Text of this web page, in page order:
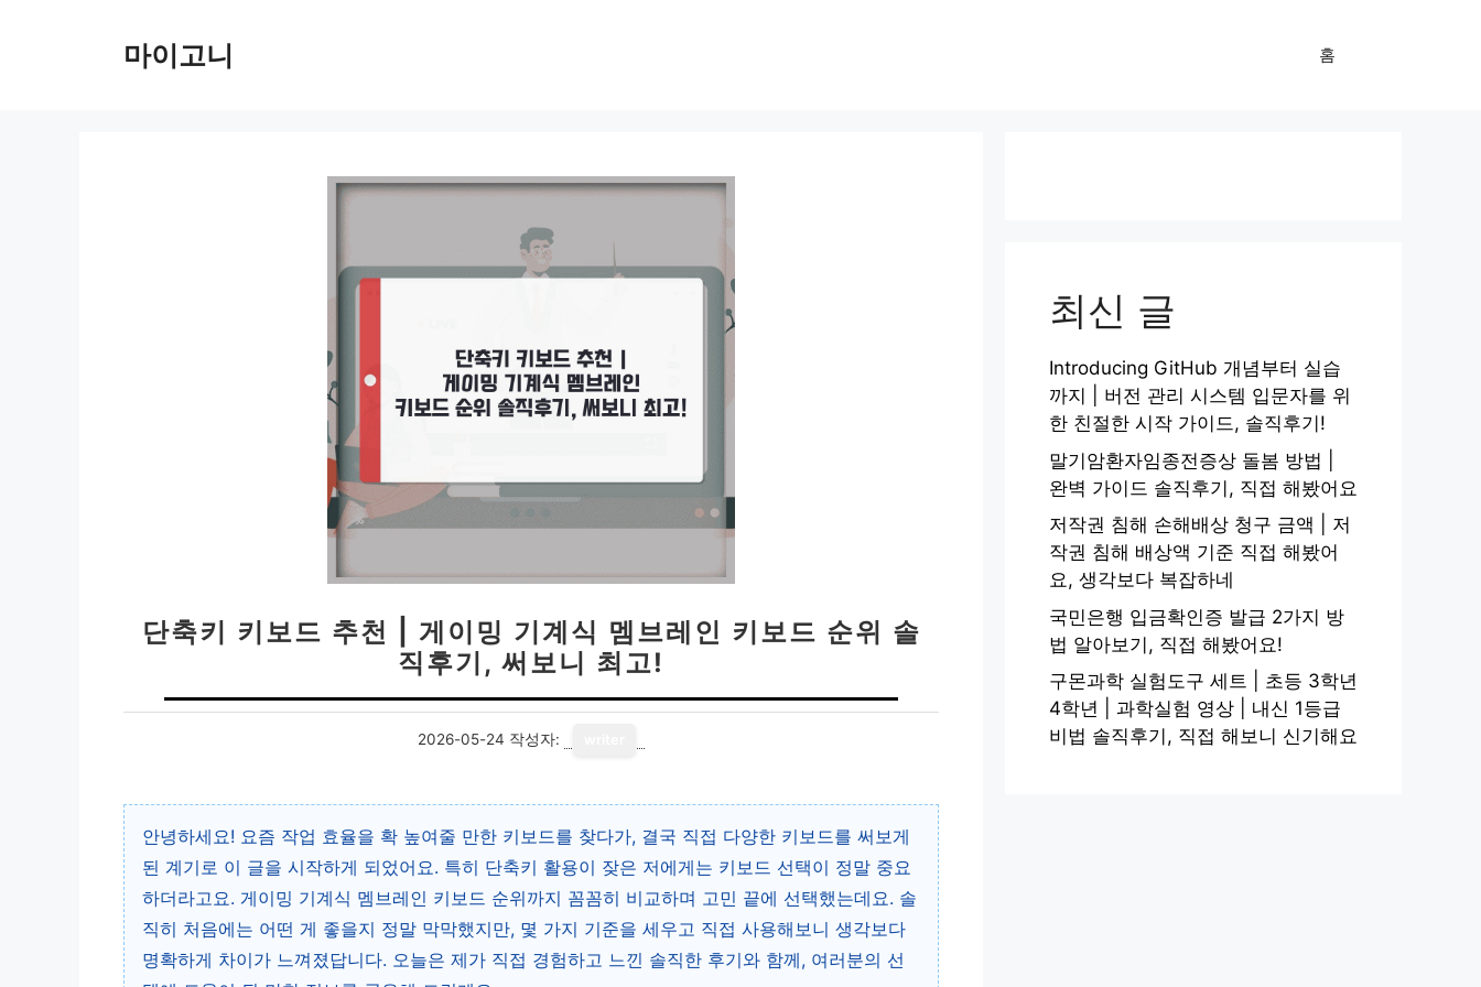
마이고니 홈
단축키 키보드 추천 | 게이밍 기계식 멤브레인 키보드 순위 솔
직후기, 써보니 최고!
2026-05-24 작성자:
안녕하세요! 요즘 작업 효율을 확 높여줄 만한 키보드를 찾다가, 결국 직접 다양한 키보드를 써보게
된 계기로 이 글을 시작하게 되었어요. 특히 단축키 활용이 잦은 저에게는 키보드 선택이 정말 중요
하더라고요. 게이밍 기계식 멤브레인 키보드 순위까지 꼼꼼히 비교하며 고민 끝에 선택했는데요. 솔
직히 처음에는 어떤 게 좋을지 정말 막막했지만, 몇 가지 기준을 세우고 직접 사용해보니 생각보다
명확하게 차이가 느껴졌답니다. 오늘은 제가 직접 경험하고 느낀 솔직한 후기와 함께, 여러분의 선
최신 글
Introducing GitHub 개념부터 실습
까지 | 버전 관리 시스템 입문자를 위
한 친절한 시작 가이드, 솔직후기!
말기암환자임종전증상 돌봄 방법 |
완벽 가이드 솔직후기, 직접 해봤어요
저작권 침해 손해배상 청구 금액 | 저
작권 침해 배상액 기준 직접 해봤어
요, 생각보다 복잡하네
국민은행 입금확인증 발급 2가지 방
법 알아보기, 직접 해봤어요!
구몬과학 실험도구 세트 | 초등 3학년
4학년 | 과학실험 영상 | 내신 1등급
비법 솔직후기, 직접 해보니 신기해요